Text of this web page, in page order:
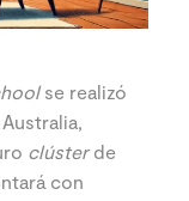
se realizó
clústerde
con